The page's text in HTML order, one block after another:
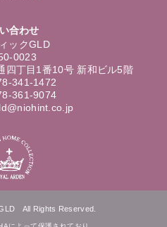
合わせ
ックGLD
0023
四丁目1番10号 新和ビル5階
341-1472
361-9074
All Rights Reserved.